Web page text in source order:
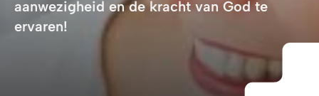
aanwezigheid en de kracht van God te
ervaren!